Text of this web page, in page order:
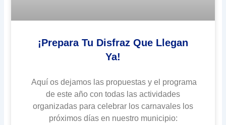
¡Prepara Tu Disfraz Que Llegan
Ya!
Aquí os dejamos las propuestas y el programa
de este año con todas las actividades
organizadas para celebrar los carnavales los
próximos días en nuestro municipio: